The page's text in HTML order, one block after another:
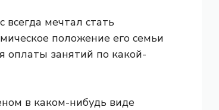
мечтал стать
положение его семьи
оплаты занятий по какой-
в каком-нибудь виде